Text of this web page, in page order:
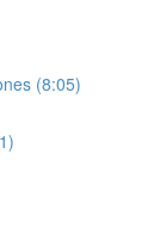
(8:05)